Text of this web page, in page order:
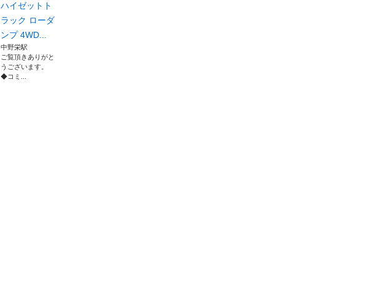
ハイゼットト
ラック ローダ
ンプ 4WD...
中野栄駅
ご覧頂きありがと
うございます。
◆コミ...